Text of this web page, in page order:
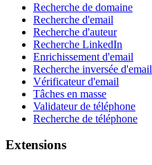
Recherche de domaine
Recherche d'email
Recherche d'auteur
Recherche LinkedIn
Enrichissement d'email
Recherche inversée d'email
Vérificateur d'email
Tâches en masse
Validateur de téléphone
Recherche de téléphone
Extensions